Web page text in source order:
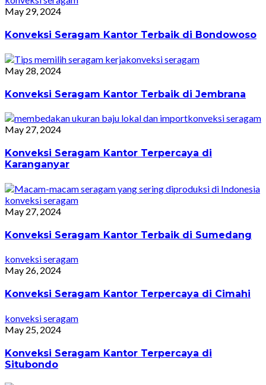
May 29, 2024
Konveksi Seragam Kantor Terbaik di Bondowoso
konveksi seragam
May 28, 2024
Konveksi Seragam Kantor Terbaik di Jembrana
konveksi seragam
May 27, 2024
Konveksi Seragam Kantor Terpercaya di
Karanganyar
konveksi seragam
May 27, 2024
Konveksi Seragam Kantor Terbaik di Sumedang
konveksi seragam
May 26, 2024
Konveksi Seragam Kantor Terpercaya di Cimahi
konveksi seragam
May 25, 2024
Konveksi Seragam Kantor Terpercaya di
Situbondo